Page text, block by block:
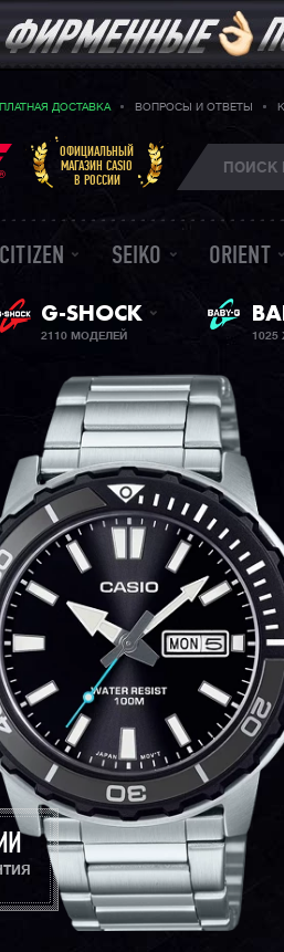
ДОСТАВКА ВОПРОСЫ И ОТВЕТЫ
ОФИЦИАЛЬНЫЙ
МАГАЗИН CASIO
В РОССИИ
CITIZEN SEIKO ORIENT
G-SHOCK
2110 МОДЕЛЕЙ